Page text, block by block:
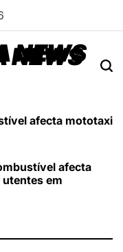
NEWS
afecta
afecta
em